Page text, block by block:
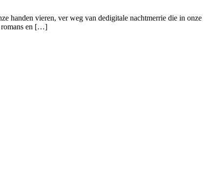
handen vieren, ver weg van dedigitale nachtmerrie die in onze
romans en […]